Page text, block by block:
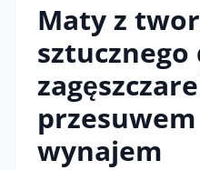
Maty z
sztucznego
wynajem